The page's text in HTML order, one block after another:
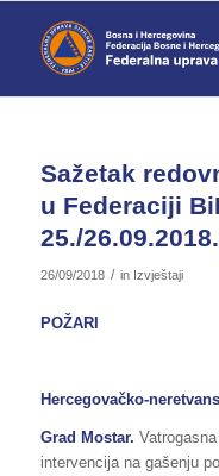
Sažetak
u Federaciji
25./
26/09/2018 / in Izvještaji
POŽARI
Hercegovačko-
Grad Mostar.
intervencija na gašenju